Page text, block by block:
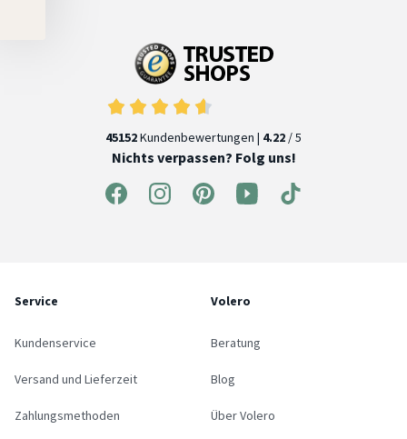
45152Kundenbewertungen | 4.22 / 5
Nichts verpassen? Folg uns!
Service
Kundenservice
Versand und Lieferzeit
Zahlungsmethoden
Volero
Beratung
Blog
Über Volero